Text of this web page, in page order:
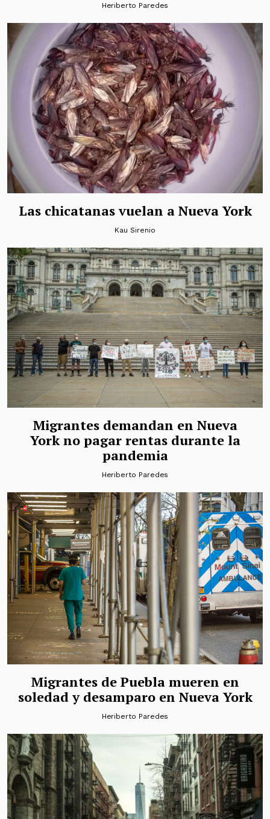
Heriberto Paredes
Las chicatanas vuelan a Nueva York
Kau Sirenio
Migrantes demandan en Nueva
York no pagar rentas durante la
pandemia
Heriberto Paredes
Migrantes de Puebla mueren en
soledad y desamparo en Nueva York
Heriberto Paredes